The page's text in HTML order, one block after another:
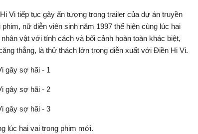
Vi tiếp tục gây ấn tượng trong trailer của dự án truyền
nữ diễn viên sinh năm 1997 thể hiện cùng lúc hai
vật với tính cách và bối cảnh hoàn toàn khác biệt,
thẳng, là thử thách lớn trong diễn xuất với Điền Hi Vi.